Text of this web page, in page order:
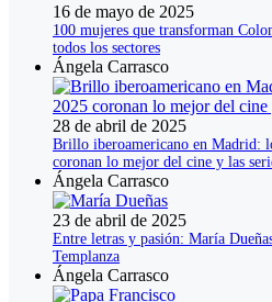
16 de mayo de 2025
100 mujeres que transforman
todos los sectores
Ángela Carrasco
28 de abril de 2025
Brillo iberoamericano en Madrid:
coronan lo mejor del cine y las
Ángela Carrasco
23 de abril de 2025
Entre letras y pasión: María
Templanza
Ángela Carrasco